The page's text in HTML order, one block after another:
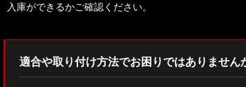
入庫ができるかご確認ください。
適合や取り付け方法でお困りではありません